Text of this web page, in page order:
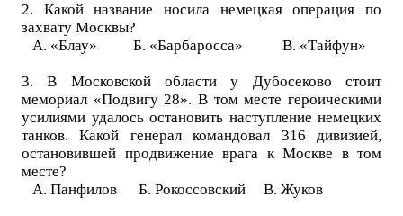
2. Какой название носила немецкая операция по
захвату Москвы?
А. «Блау» Б. «Барбаросса» В. «Тайфун»
3. В Московской области у Дубосеково стоит
мемориал «Подвигу 28». В том месте героическими
усилиями удалось остановить наступление немецких
танков. Какой генерал командовал 316 дивизией,
остановившей продвижение врага к Москве в том
месте?
А. Панфилов Б. Рокоссовский В. Жуков